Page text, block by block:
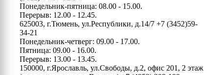
Понедельник-пятница: 08.00 - 15.00.
Перерыв: 12.00 - 12.45.
625003, г.Тюмень, ул.Республики, д.14/7 +7 (3452)59-
34-21
Понедельник-четверг: 09.00 - 17.00.
Пятница: 09.00 - 16.00.
Перерыв: 13.00 - 13.45.
150000, г.Ярославль, ул.Свободы, д.2, офис 201, 2 этаж